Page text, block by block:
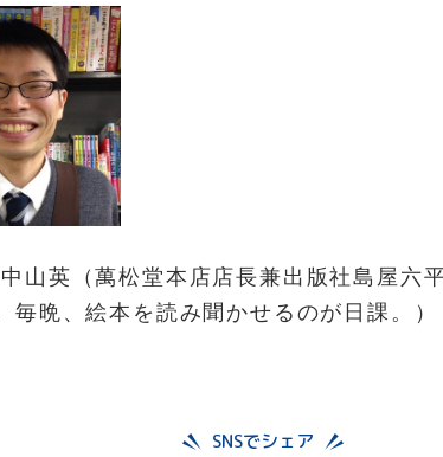
山英（萬松堂本店店長兼出版社島屋六
毎晩、絵本を読み聞かせるのが日課。）
SNSでシェア